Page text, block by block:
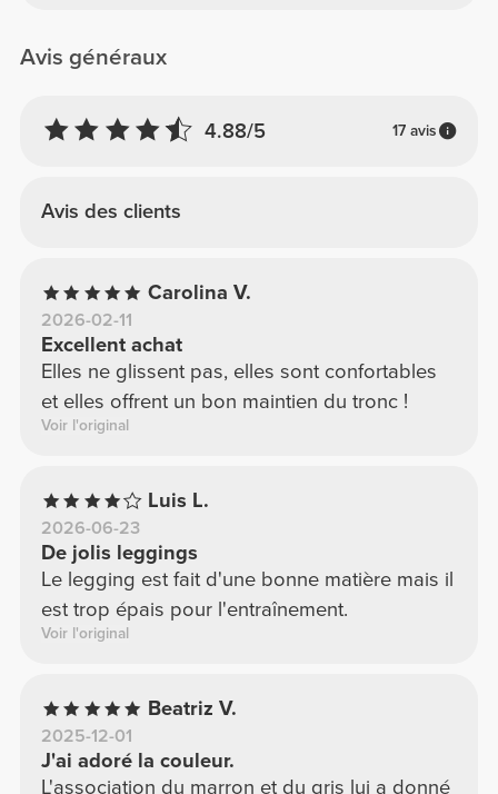
Avis généraux
4.88/5 17 avis
Avis des clients
Carolina V.
2026-02-11
Excellent achat
Elles ne glissent pas, elles sont confortables
et elles offrent un bon maintien du tronc !
Voir l'original
Luis L.
2026-06-23
De jolis leggings
Le legging est fait d'une bonne matière mais il
est trop épais pour l'entraînement.
Voir l'original
Beatriz V.
2025-12-01
J'ai adoré la couleur.
L'association du marron et du gris lui a donné